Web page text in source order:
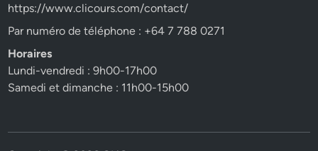
https://www.clicours.com/contact/
Par numéro de téléphone : +64 7 788 0271
Horaires
Lundi-vendredi : 9h00-17h00
Samedi et dimanche : 11h00-15h00